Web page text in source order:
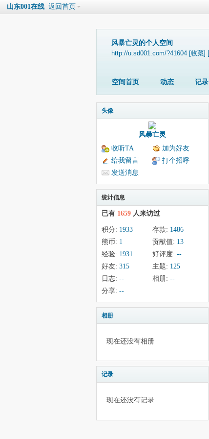
山东001在线 返回首页
风暴亡灵的个人空间
http://u.sd001.com/?41604 [收藏]
空间首页 动态 记录
头像
风暴亡灵
收听TA
加为好友
给我留言
打个招呼
发送消息
统计信息
已有 1659 人来访过
积分: 1933 存款: 1486
熊币: 1 贡献值: 13
经验: 1931 好评度: --
好友: 315 主题: 125
日志: -- 相册: --
分享: --
相册
现在还没有相册
记录
现在还没有记录